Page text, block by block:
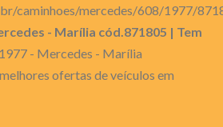
caminhoes/mercedes/608/1977/
- Marília cód.871805 | Tem
- Mercedes - Marília
ofertas de veículos em